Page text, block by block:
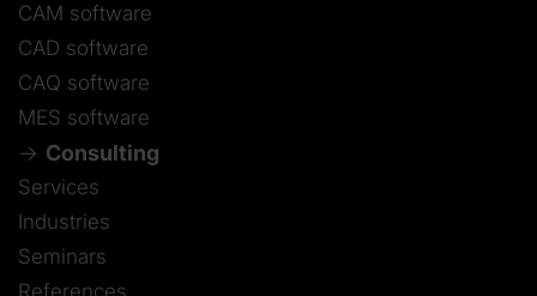
CAM software
CAD software
CAQ software
MES software
Consulting
Services
Industries
Seminars